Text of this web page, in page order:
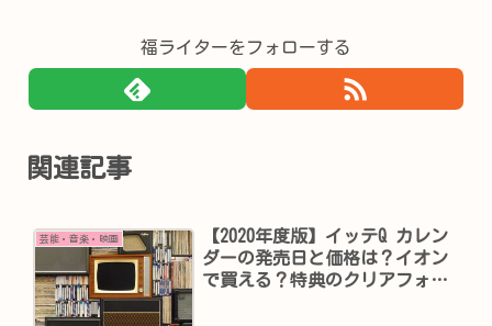
福ライターをフォローする
関連記事
芸能・音楽・映画
【2020年度版】イッテQ カレン
ダーの発売日と価格は？イオン
で買える？特典のクリアフォル